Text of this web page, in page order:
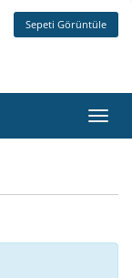
Sepeti Görüntüle